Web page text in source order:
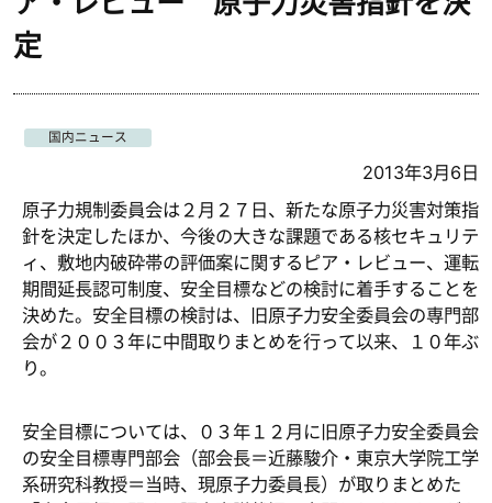
定
国内ニュース
2013年3月6日
原子力規制委員会は２月２７日、新たな原子力災害対策指
針を決定したほか、今後の大きな課題である核セキュリテ
ィ、敷地内破砕帯の評価案に関するピア・レビュー、運転
期間延長認可制度、安全目標などの検討に着手することを
決めた。安全目標の検討は、旧原子力安全委員会の専門部
会が２００３年に中間取りまとめを行って以来、１０年ぶ
り。
安全目標については、０３年１２月に旧原子力安全委員会
の安全目標専門部会（部会長＝近藤駿介・東京大学院工学
系研究科教授＝当時、現原子力委員長）が取りまとめた